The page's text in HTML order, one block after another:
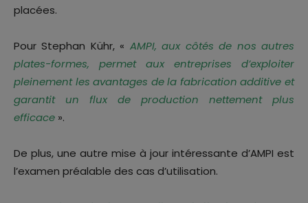
placées.
Pour Stephan Kühr, « AMPI, aux côtés de nos autres
plates-formes, permet aux entreprises d’exploiter
pleinement les avantages de la fabrication additive et
garantit un flux de production nettement plus
efficace ».
De plus, une autre mise à jour intéressante d’AMPI est
l’examen préalable des cas d’utilisation.